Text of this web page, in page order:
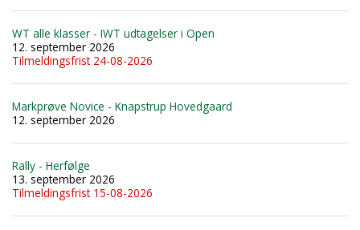
WT alle klasser - IWT udtagelser i Open
12. september 2026
Tilmeldingsfrist 24-08-2026
Markprøve Novice - Knapstrup Hovedgaard
12. september 2026
Rally - Herfølge
13. september 2026
Tilmeldingsfrist 15-08-2026